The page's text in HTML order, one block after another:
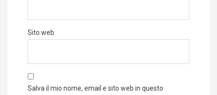
Sito web
Salva il mio nome, email e sito web in questo